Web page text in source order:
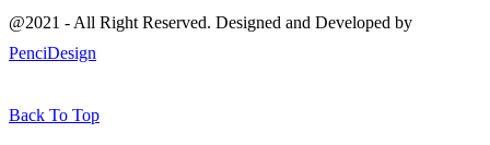
@2021 - All Right Reserved. Designed and Developed by
PenciDesign
Back To Top